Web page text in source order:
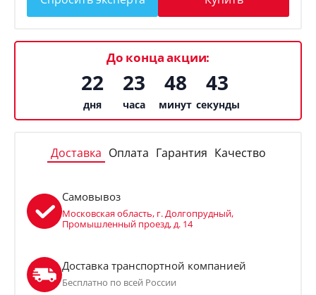
До конца акции:
22
дня
23
часа
48
минут
41
секунда
Доставка Оплата Гарантия Качество
Самовывоз
Московская область, г. Долгопрудный,
Промышленный проезд, д. 14
Доставка транспортной компанией
Бесплатно по всей России